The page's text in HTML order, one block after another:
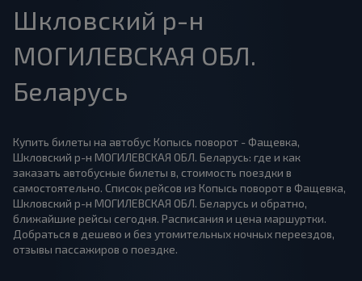
Шкловский р-н
МОГИЛЕВСКАЯ ОБЛ.
Беларусь
Купить билеты на автобус Копысь поворот - Фащевка,
Шкловский р-н МОГИЛЕВСКАЯ ОБЛ. Беларусь: где и как
заказать автобусные билеты в, стоимость поездки в
самостоятельно. Список рейсов из Копысь поворот в Фащевка,
Шкловский р-н МОГИЛЕВСКАЯ ОБЛ. Беларусь и обратно,
ближайшие рейсы сегодня. Расписания и цена маршуртки.
Добраться в дешево и без утомительных ночных переездов,
отзывы пассажиров о поездке.